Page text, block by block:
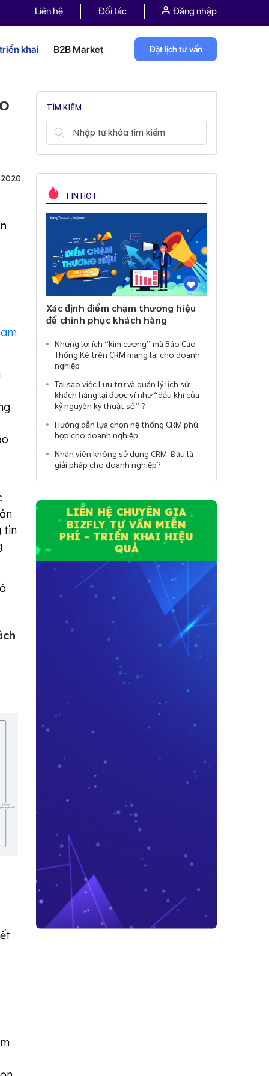
Liên hệ Đối tác Đăng nhập
khai B2B Market Đặt lịch tư vấn
tin
TÌM KIẾM
TIN HOT
Xác định điểm chạm thương hiệu
để chinh phục khách hàng
Những lợi ích “kim cương” mà Báo Cáo -
Thống Kê trên CRM mang lại cho doanh
nghiệp
Tại sao việc Lưu trữ và quản lý lịch sử
khách hàng lại được ví như “dầu khí của
kỷ nguyên kỹ thuật số” ?
Hướng dẫn lựa chọn hệ thống CRM phù
hợp cho doanh nghiệp
Nhân viên không sử dụng CRM: Đâu là
giải pháp cho doanh nghiệp?
LIÊN HỆ CHUYÊN GIA
BIZFLY TƯ VẤN MIỄN
PHÍ - TRIỂN KHAI HIỆU
QUẢ